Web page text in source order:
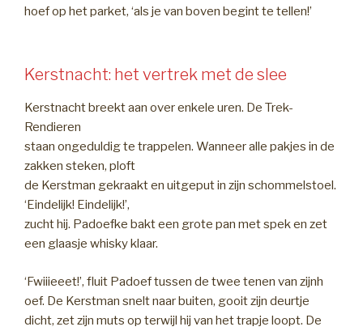
hoef op het parket, ‘als je van boven begint te tellen!’
Kerstnacht: het vertrek met de slee
Kerstnacht breekt aan over enkele uren. De Trek-
Rendieren
staan ongeduldig te trappelen. Wanneer alle pakjes in de
zakken steken, ploft
de Kerstman gekraakt en uitgeput in zijn schommelstoel.
‘Eindelijk! Eindelijk!’,
zucht hij. Padoefke bakt een grote pan met spek en zet
een glaasje whisky klaar.
‘Fwiiieeet!’, fluit Padoef tussen de twee tenen van zijnh
oef. De Kerstman snelt naar buiten, gooit zijn deurtje
dicht, zet zijn muts op terwijl hij van het trapje loopt. De